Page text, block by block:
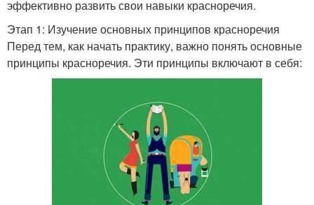
эффективно развить свои навыки красноречия.
Этап 1: Изучение основных принципов красноречия
Перед тем, как начать практику, важно понять основные
принципы красноречия. Эти принципы включают в себя: